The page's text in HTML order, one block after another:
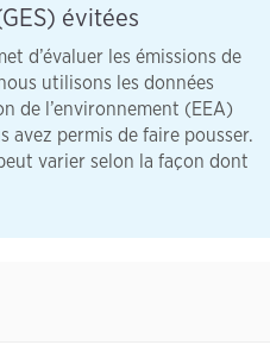
évitées
d’évaluer les émissions de
utilisons les données
de l’environnement (EEA)
avez permis de faire pousser.
varier selon la façon dont